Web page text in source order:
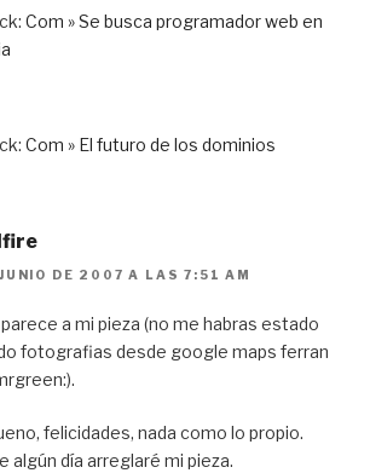
Com » Se busca programador web en
Com » El futuro de los dominios
DE 2007 A LAS 7:51 AM
a mi pieza (no me habras estado
fotografias desde google maps ferran
felicidades, nada como lo propio.
algún día arreglaré mi pieza.